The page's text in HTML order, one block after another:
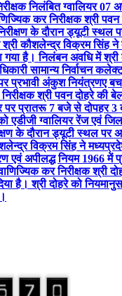
निलंबित ग्वालियर 07
कर निरीक्षक श्री
के दौरान ड्यूटी स्थल
कौशलेन्द्र विक्रम सिंह ने
गया है। निलंबन अवधि में
सामान्य निर्वाचन
पर प्रभावी अंकुश नियंत्रणए
श्री पवन दोहरे की
पर प्रातरू 7 बजे से दोपहर
एडीजी ग्वालियर रेंज एवं
के दौरान ड्यूटी स्थल पर
विक्रम सिंह ने
एवं अपीलद्ध नियम 1966 में
कर निरीक्षक श्री
है। श्री दोहरे को